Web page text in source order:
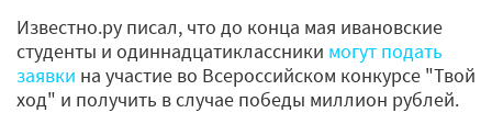
Известно.ру писал, что до конца мая ивановские
студенты и одиннадцатиклассники могут подать
заявки на участие во Всероссийском конкурсе "Твой
ход" и получить в случае победы миллион рублей.